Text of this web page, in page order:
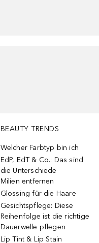
BEAUTY TRENDS
Welcher Farbtyp bin ich
EdP, EdT & Co.: Das sind
die Unterschiede
Milien entfernen
Glossing für die Haare
Gesichtspflege: Diese
Reihenfolge ist die richtige
Dauerwelle pflegen
Lip Tint & Lip Stain